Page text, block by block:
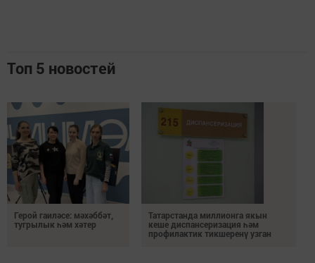
Топ 5 новостей
Герой гаиләсе: мәхәббәт,
тугрылык һәм хәтер
Татарстанда миллионга якын
кеше диспансеризация һәм
профилактик тикшеренү узган